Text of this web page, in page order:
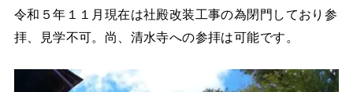
令和５年１１月現在は社殿改装工事の為閉門しており参
拝、見学不可。尚、清水寺への参拝は可能です。